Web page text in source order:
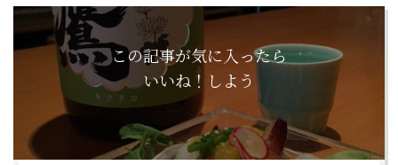
この記事が気に入ったら
いいね！しよう